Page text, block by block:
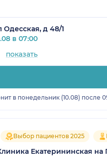
Одесская, д 48/1
в 07:00
показать
в понедельник (10.08) после
Выбор пациентов 2025
Екатерининская на